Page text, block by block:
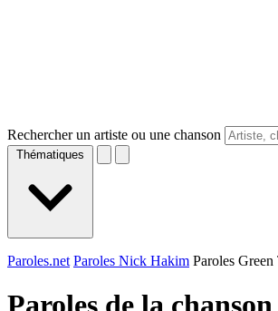
Rechercher un artiste ou une chanson
Thématiques
Paroles.net Paroles Nick Hakim Paroles